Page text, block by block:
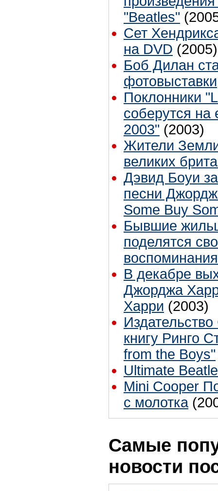
"Beatles"
Сет
на DVD (2005)
Боб Дилан
фотовыставки
Поклонники
соберутся на
2003" (2003)
Жители
великих
Дэвид Боуи
песни
Some Buy
Бывшие
поделятся
В декабре
Джорджа
Харри (2003)
книгу Ринго
from the Boys"
Ultimate
Mini Cooper
с молотка
Самые
новости